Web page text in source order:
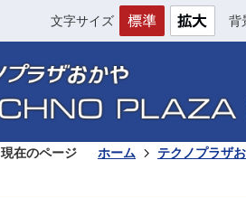
文字サイズ 背
現在のページ ホーム テクノプラザ